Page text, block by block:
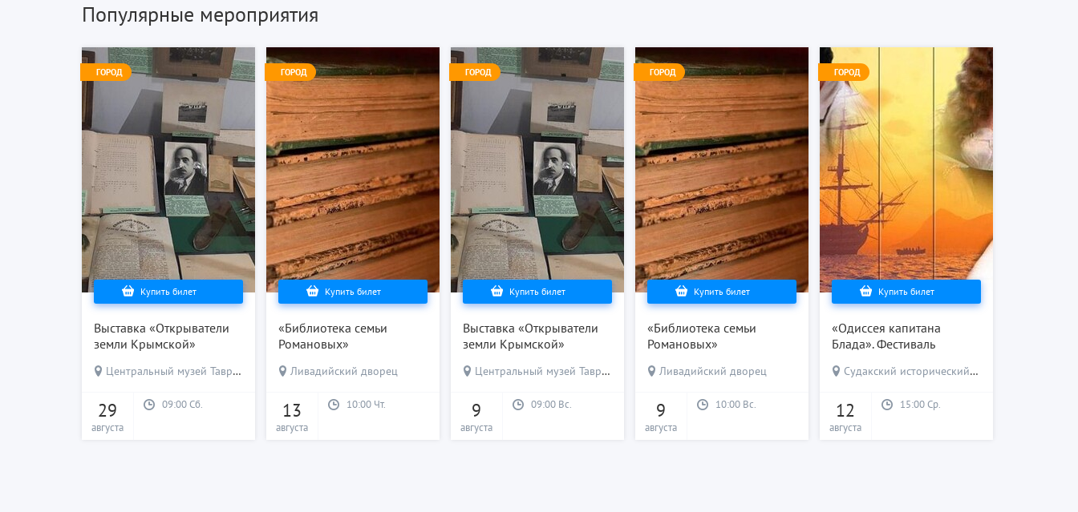
Популярные мероприятия
Выставка «Открыватели
земли Крымской»
Центральный музей Тавриды
29
августа
09:00 Сб.
ГОРОД
Купить билет
«Библиотека семьи
Романовых»
Ливадийский дворец
13
августа
10:00 Чт.
ГОРОД
Купить билет
Выставка «Открыватели
земли Крымской»
Центральный музей Тавриды
9
августа
09:00 Вс.
ГОРОД
Купить билет
«Библиотека семьи
Романовых»
Ливадийский дворец
9
августа
10:00 Вс.
ГОРОД
Купить билет
«Одиссея капитана
Блада». Фестиваль
снимавшихся в Судаке.
Судакский исторический музей, бывший особняк Функа
12
августа
15:00 Ср.
ГОРОД
Купить билет